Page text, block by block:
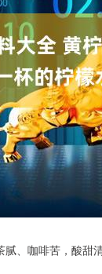
、咖啡苦，酸甜